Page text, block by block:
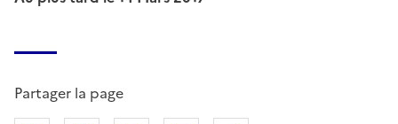
Partager la page